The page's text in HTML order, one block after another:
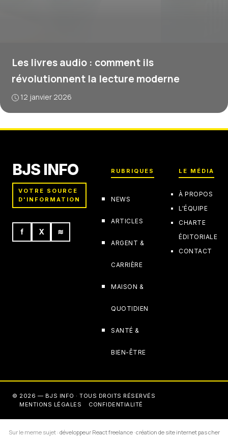
Les livres audio : comment ils
révolutionnent la lecture moderne
12 janvier 2026
BJS INFO
VOTRE SOURCE
D'INFORMATION
f X ≋
RUBRIQUES
NEWS
ARTICLES
ARGENT &
CARRIÈRE
MAISON &
QUOTIDIEN
SANTÉ &
BIEN-ÊTRE
LE MÉDIA
À PROPOS
L'ÉQUIPE
CHARTE
ÉDITORIALE
CONTACT
© 2026 — BJS INFO · TOUS DROITS RÉSERVÉS
MENTIONS LÉGALES
CONFIDENTIALITÉ
Sur le meme sujet : développeur React freelance·création de site internet pas cher